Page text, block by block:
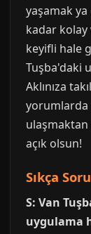
yaşamak ya
kadar kolay
keyifli hale
Tuşba'daki
Aklınıza
yorumlarda
ulaşmaktan
açık olsun!
Sıkça
S: Van
uygulama